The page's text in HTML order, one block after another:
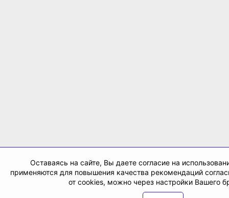
Оставаясь на сайте, Вы даете согласие на
применяются для повышения качества рекомендаций
от cookies, можно через настройки Вашего